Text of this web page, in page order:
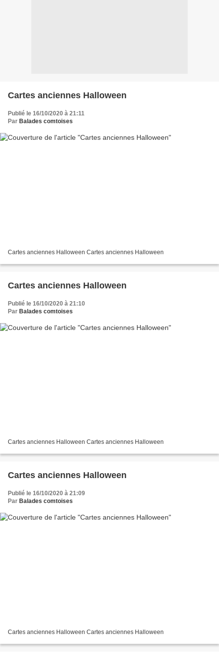
Cartes anciennes Halloween
Publié le 16/10/2020 à 21:11
Par Balades comtoises
Cartes anciennes Halloween Cartes anciennes Halloween
Cartes anciennes Halloween
Publié le 16/10/2020 à 21:10
Par Balades comtoises
Cartes anciennes Halloween Cartes anciennes Halloween
Cartes anciennes Halloween
Publié le 16/10/2020 à 21:09
Par Balades comtoises
Cartes anciennes Halloween Cartes anciennes Halloween